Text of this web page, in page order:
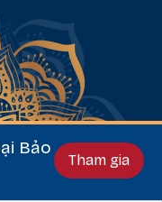
Bảo
Tham gia